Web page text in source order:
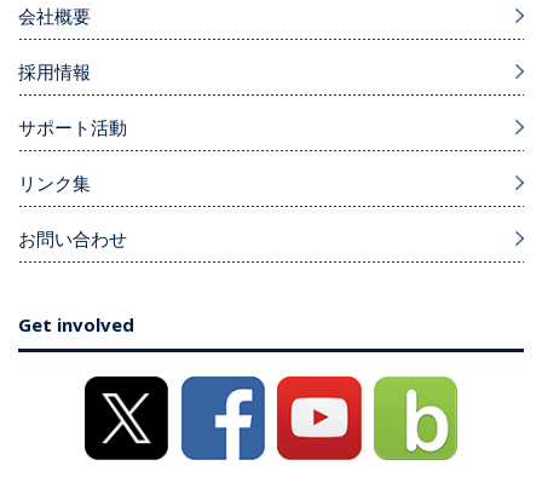
会社概要
採用情報
サポート活動
リンク集
お問い合わせ
Get involved